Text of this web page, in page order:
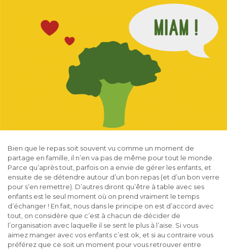
Bien que le repas soit souvent vu comme un moment de
partage en famille, il n’en va pas de même pour tout le monde.
Parce qu’après tout, parfois on a envie de gérer les enfants, et
ensuite de se détendre autour d’un bon repas (et d’un bon verre
pour s’en remettre). D’autres diront qu’être à table avec ses
enfants est le seul moment où on prend vraiment le temps
d’échanger ! En fait, nous dans le principe on est d’accord avec
tout, on considère que c’est à chacun de décider de
l’organisation avec laquelle il se sent le plus à l’aise. Si vous
aimez manger avec vos enfants c’est ok, et si au contraire vous
préférez que ce soit un moment pour vous retrouver entre